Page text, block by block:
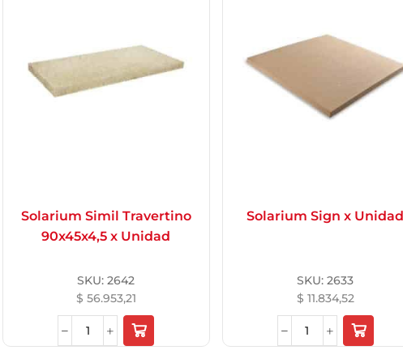
Solarium Simil Travertino
90x45x4,5 x Unidad
SKU:2642
$ 56.953,21
Solarium Sign x Unidad
SKU:2633
$ 11.834,52